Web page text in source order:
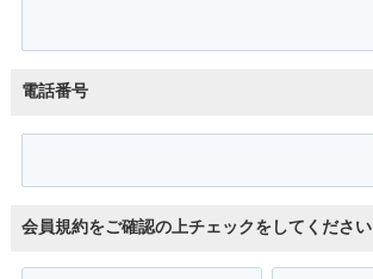
電話番号
会員規約をご確認の上チェックをしてください